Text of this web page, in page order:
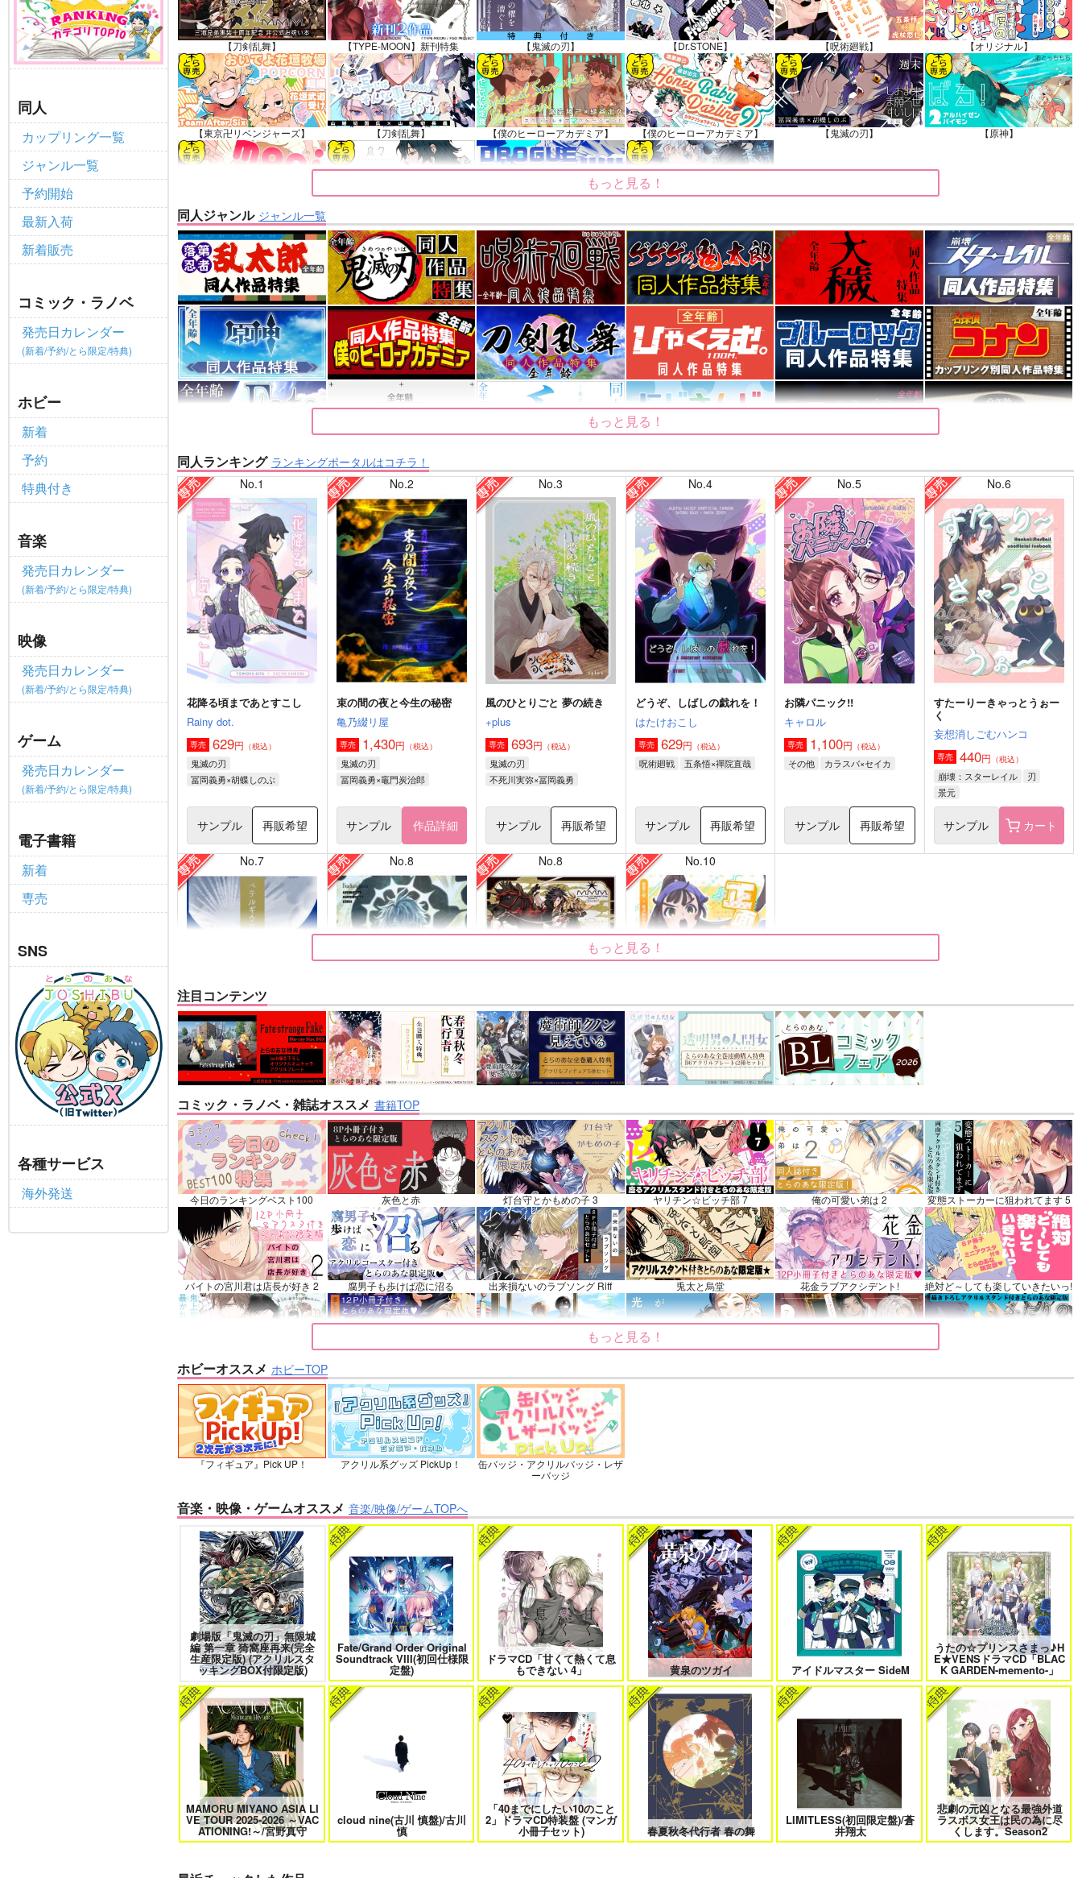
同人
カップリング一覧
ジャンル一覧
予約開始
最新入荷
新着販売
コミック・ラノベ
発売日カレンダー
(新着/予約/とら限定/特典)
ホビー
新着
予約
特典付き
音楽
発売日カレンダー
(新着/予約/とら限定/特典)
映像
発売日カレンダー
(新着/予約/とら限定/特典)
ゲーム
発売日カレンダー
(新着/予約/とら限定/特典)
電子書籍
新着
専売
SNS
各種サービス
海外発送
重要 【2025/12/1より】「通販ポイント⇒とらコイン変換キャンペーン」終了のお知らせ（2025.11.21 掲載）
重要 個人情報保護方針の改定について（2025.09.19 更新｜2025.08.01 掲載）
重要 ポイント付与・管理体制改定のお知らせ（2024.11.20 掲載）
全てのお知らせを見る
【刀剣乱舞】 【TYPE-MOON】新刊特集 【鬼滅の刃】 【Dr.STONE】 【呪術廻戦】 【オリジナル】
【東京卍リベンジャーズ】 【刀剣乱舞】 【僕のヒーローアカデミア】 【僕のヒーローアカデミア】 【鬼滅の刃】 【原神】
【ゲゲゲの鬼太郎】
もっと見る！
同人ジャンル ジャンル一覧
もっと見る！
同人ランキング ランキングポータルはコチラ！
No.1
花降る頃まであとすこし
Rainy dot.
専売 629円 （税込）
鬼滅の刃
冨岡義勇×胡蝶しのぶ
サンプル 再販希望
No.2
束の間の夜と今生の秘密
亀乃綴リ屋
専売 1,430円 （税込）
鬼滅の刃
冨岡義勇×竈門炭治郎
サンプル 作品詳細
No.3
風のひとりごと 夢の続き
+plus
専売 693円 （税込）
鬼滅の刃
不死川実弥×冨岡義勇
サンプル 再販希望
No.4
どうぞ、しばしの戯れを！
はたけおこし
専売 629円 （税込）
呪術廻戦 五条悟×禪院直哉
サンプル 再販希望
No.5
お隣パニック!!
キャロル
専売 1,100円 （税込）
その他 カラスバ×セイカ
サンプル 再販希望
No.6
すたーりーきゃっとうぉー
く
妄想消しごむハンコ
専売 440円 （税込）
崩壊：スターレイル
刃
景元
サンプル カート
No.7
ベテルギウスの光
DISCO F
えづとふじ
専売 660円（税込）
吸血鬼すぐ死ぬ
ロナルド×ドラルク
サンプル 再販希望
No.8
Vestige
バッキンガム
専売 3,144円（税込）
崩壊：スターレイル
ファイノン
フリンズ
サンプル カート
No.8
双駆（特装版）
専売 7,857円（税込）
刀剣乱舞
大典太光世
ソハヤノツルキ
サンプル カート
No.10
正面切ってかかってこい！
専売 787円（税込）
落第忍者乱太郎
鉢屋三郎×尾浜勘右衛門
サンプル カート
もっと見る！
注目コンテンツ
コミック・ラノベ・雑誌オススメ 書籍TOP
今日のランキングベスト100 灰色と赤 灯台守とかもめの子 3 ヤリチン☆ビッチ部 7 俺の可愛い弟は 2 変態ストーカーに狙われてます 5
バイトの宮川君は店長が好き 2 腐男子も歩けば恋に沼る 出来損ないのラブソング Riff 兎太と烏堂 花金ラブアクシデント! 絶対ど～しても楽していきたいっ!
鬼上司・獄寺さんは暴かれたい。
6
忠犬部下とツンデレ少尉 2 じょうずに我慢できるまで 体感予報 2
愛とかいろいろあるところ あなたは俺の運命でしょ！！
やらしく躾けて愛してあげる－
Dom／Subユニバース－２
最狂ヤンキーが僕だけに夢中な
件！？
なんかもうあーあって感じ。2 特
装版
僕の愛しいよなさん
エンドロールは地獄まで 2 嘘つきなキスで今日もバイバイ 好きとおかえり 25時、赤坂で 6 クールぶり男子と激重男子 1 恋のふりして君を呼ぶ
自分しか知らない彼氏の一面 1 明日もきみに会いに行く 2 平野と鍵浦 7 せんせいの金曜日 そんなに言うなら抱いてやる ファミレス行こ。 下
オレはお前に推されたい!! 隠れ狼と流され子羊 夫を味方にする方法 5 甘くて熱くて息もできない 4
北山くんと南谷くん －お付き合い
1年目－&西湖くんと東川くん 1
ふたりよがりなメルティチャーム
1
もっと見る！
ホビーオススメ ホビーTOP
『フィギュア』Pick UP！ アクリル系グッズ PickUp！
缶バッジ・アクリルバッジ・レザ
ーバッジ
音楽・映像・ゲームオススメ 音楽/映像/ゲームTOPへ
劇場版「鬼滅の刃」無限城
編 第一章 猗窩座再来(完全
生産限定版) (アクリルスタ
ッキングBOX付限定版)
Fate/Grand Order Original
Soundtrack VIII(初回仕様限
定盤)
ドラマCD「甘くて熱くて息
もできない 4」 黄泉のツガイ アイドルマスター SideM
うたの☆プリンスさまっ♪H
E★VENSドラマCD「BLAC
K GARDEN-memento-」
MAMORU MIYANO ASIA LI
VE TOUR 2025-2026 ～VAC
ATIONING!～/宮野真守
cloud nine(古川 慎盤)/古川
慎
「40までにしたい10のこと
2」ドラマCD特装盤 (マンガ
小冊子セット) 春夏秋冬代行者 春の舞
LIMITLESS(初回限定盤)/蒼
井翔太
悲劇の元凶となる最強外道
ラスボス女王は民の為に尽
くします。Season2